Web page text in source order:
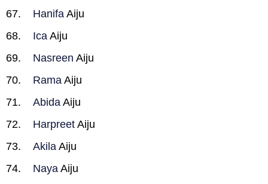
Hanifa Aiju
Ica Aiju
Nasreen Aiju
Rama Aiju
Abida Aiju
Harpreet Aiju
Akila Aiju
Naya Aiju